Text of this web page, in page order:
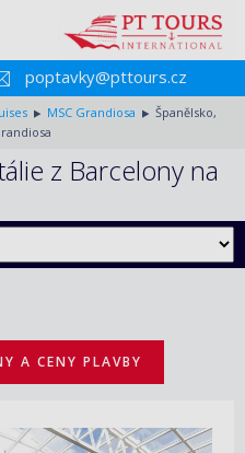
poptavky@pttours.cz
MSC Grandiosa
Španělsko,
z Barcelony na
A CENY PLAVBY